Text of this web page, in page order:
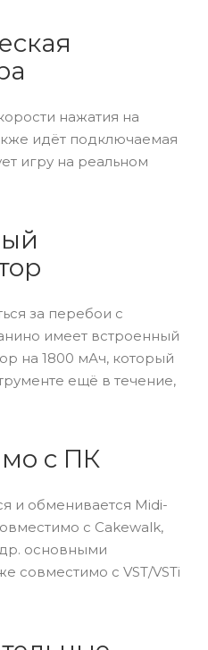
нажатия на
идёт подключаемая
игру на реальном
за перебои с
имеет встроенный
на 1800 мАч, который
ещё в течение,
с ПК
и обменивается Midi-
с Cakewalk,
основными
совместимо с VST/VSTi